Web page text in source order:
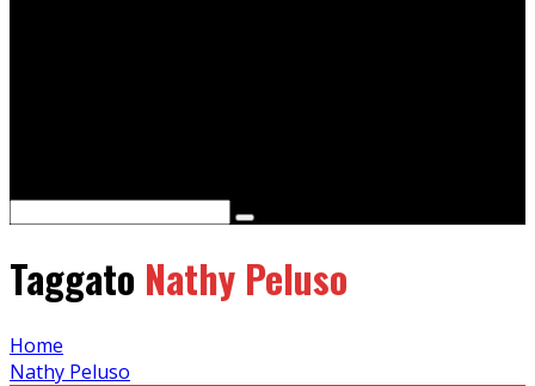
Taggato Nathy Peluso
Home
Nathy Peluso